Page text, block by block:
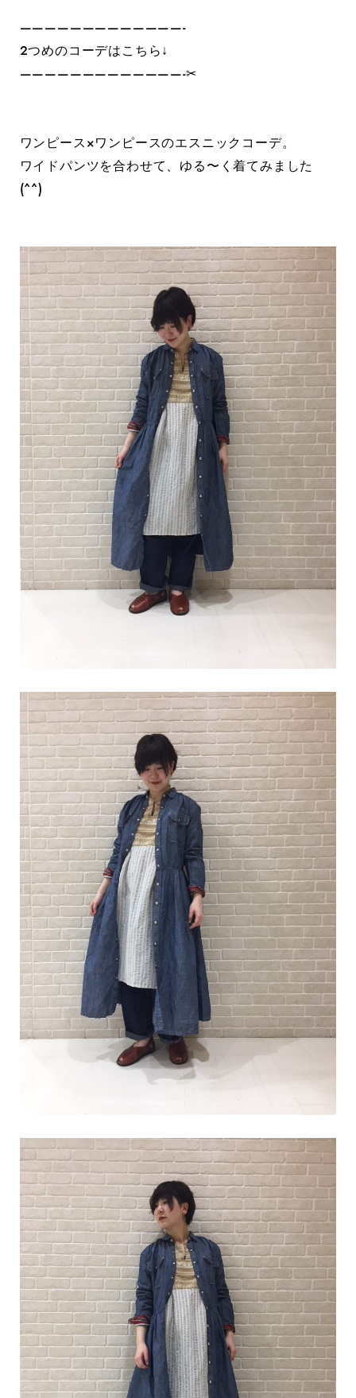
—————————————-
２つめのコーデはこちら↓
—————————————-✂︎
ワンピース×ワンピースのエスニックコーデ。
ワイドパンツを合わせて、ゆる〜く着てみました
(^^)